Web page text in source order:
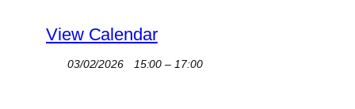
View Calendar
03/02/2026 15:00 – 17:00